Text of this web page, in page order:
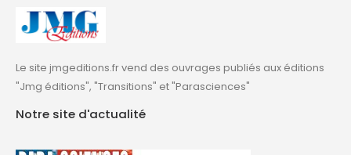
Le site jmgeditions.fr vend des ouvrages publiés aux éditions
"Jmg éditions", "Transitions" et "Parasciences"
Notre site d'actualité